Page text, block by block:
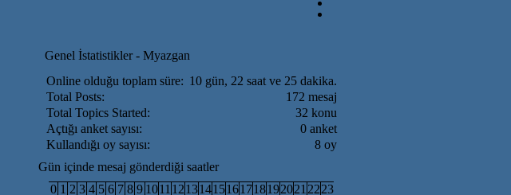
Genel İstatistikler - Myazgan
Online olduğu toplam süre: 10 gün, 22 saat ve 25 dakika.
Total Posts:
172 mesaj
Total Topics Started:
32 konu
Açtığı anket sayısı:
0 anket
Kullandığı oy sayısı:
8 oy
Gün içinde mesaj gönderdiği saatler
0 1 2 3 4 5 6 7 8 9 1011 12131415161718192021 2223